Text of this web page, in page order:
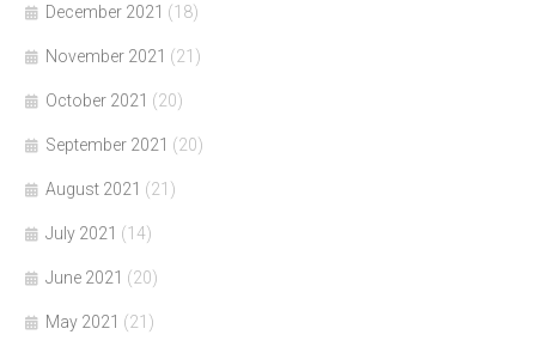
December 2021 (18)
November 2021 (21)
October 2021 (20)
September 2021 (20)
August 2021 (21)
July 2021 (14)
June 2021 (20)
May 2021 (21)